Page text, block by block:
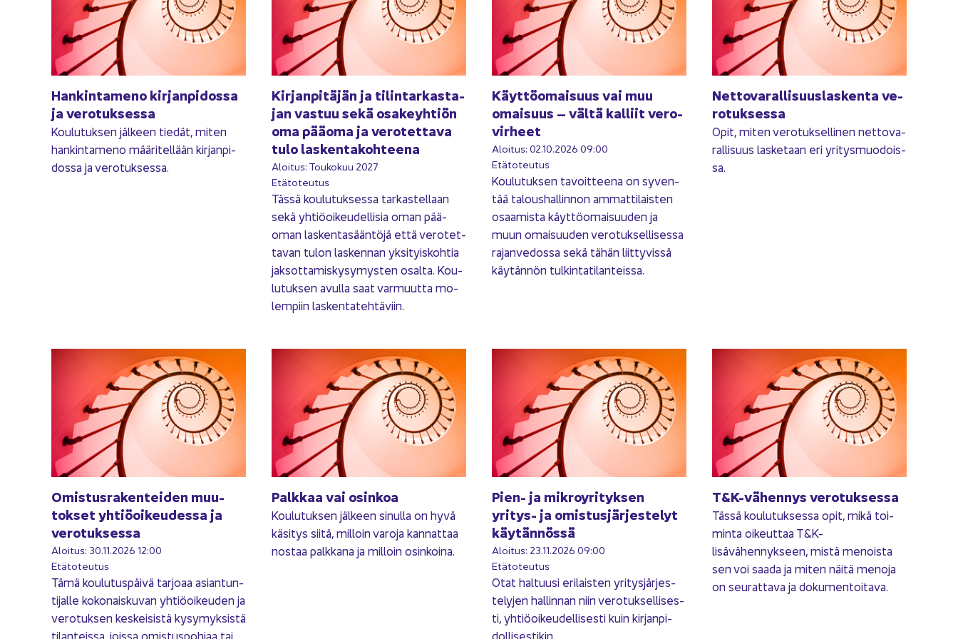
Han­kin­ta­me­no kir­jan­pi­dos­sa
ja ve­ro­tuk­ses­sa
Kou­lu­tuk­sen jäl­keen tie­dät, miten
han­kin­ta­me­no mää­ri­tel­lään kir­jan­pi­
dos­sa ja ve­ro­tuk­ses­sa.
Kir­jan­pi­tä­jän ja ti­lin­tar­kas­ta­
jan vas­tuu sekä osa­keyh­tiön
oma pää­oma ja ve­ro­tet­ta­va
tulo las­ken­ta­koh­tee­na
Aloi­tus: Tou­ko­kuu 2027
Etä­to­teu­tus
Tässä kou­lu­tuk­ses­sa tar­kas­tel­laan
sekä yh­tiö­oi­keu­del­li­sia oman pää­
oman las­ken­ta­sään­tö­jä että ve­ro­tet­
ta­van tulon las­ken­nan yk­si­tyis­koh­tia
jak­sot­ta­mis­ky­sy­mys­ten osal­ta. Kou­
lu­tuk­sen avul­la saat var­muut­ta mo­
lem­piin las­ken­ta­teh­tä­viin.
Käyt­tö­omai­suus vai muu
omai­suus – vältä kal­liit ve­ro­
vir­heet
Aloi­tus: 02.10.2026 09:00
Etä­to­teu­tus
Kou­lu­tuk­sen ta­voit­tee­na on sy­ven­
tää ta­lous­hal­lin­non am­mat­ti­lais­ten
osaa­mis­ta käyt­tö­omai­suu­den ja
muun omai­suu­den ve­ro­tuk­sel­li­ses­sa
ra­jan­ve­dos­sa sekä tähän liit­ty­vis­sä
käy­tän­nön tul­kin­ta­ti­lan­teis­sa.
Net­to­va­ral­li­suus­las­ken­ta ve­
ro­tuk­ses­sa
Opit, miten ve­ro­tuk­sel­li­nen net­to­va­
ral­li­suus las­ke­taan eri yri­tys­muo­dois­
sa.
Omis­tus­ra­ken­tei­den muu­
tok­set yh­tiö­oi­keu­des­sa ja
ve­ro­tuk­ses­sa
Aloi­tus: 30.11.2026 12:00
Etä­to­teu­tus
Tämä kou­lu­tus­päi­vä tar­jo­aa asian­tun­
ti­jal­le ko­ko­nais­ku­van yh­tiö­oi­keu­den ja
ve­ro­tuk­sen kes­kei­sis­tä ky­sy­myk­sis­tä
ti­lan­teis­sa, jois­sa omis­tus­poh­jaa tai
Palk­kaa vai osin­koa
Kou­lu­tuk­sen jäl­keen si­nul­la on hyvä
kä­si­tys siitä, mil­loin va­ro­ja kan­nat­taa
nos­taa palk­ka­na ja mil­loin osin­koi­na.
Pien- ja mik­ro­y­ri­tyk­sen
yritys-​ ja omis­tus­jär­jes­te­lyt
käy­tän­nös­sä
Aloi­tus: 23.11.2026 09:00
Etä­to­teu­tus
Otat hal­tuusi eri­lais­ten yri­tys­jär­jes­
te­ly­jen hal­lin­nan niin ve­ro­tuk­sel­li­ses­
ti, yh­tiö­oi­keu­del­li­ses­ti kuin kir­jan­pi­
dol­li­ses­ti­kin.
T&K-​vähennys ve­ro­tuk­ses­sa
Tässä kou­lu­tuk­ses­sa opit, mikä toi­
min­ta oi­keut­taa T&K-​
lisävähennykseen, mistä me­nois­ta
sen voi saada ja miten näitä me­no­ja
on seu­rat­ta­va ja do­ku­men­toi­ta­va.